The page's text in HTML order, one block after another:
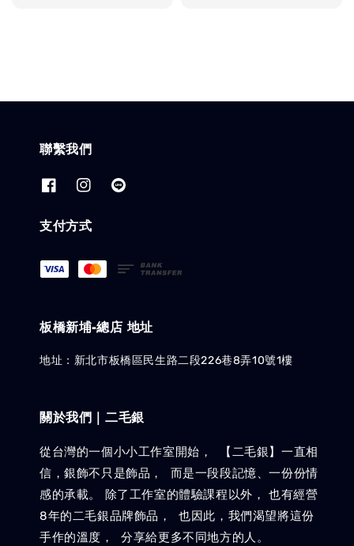
聯繫我們
支付方式
板橋新埔-總店 地址
地址：新北市板橋區民生路二段226巷8弄10號1樓
關於我們｜二毛銀
從台灣的一個小小工作室開始， 【二毛銀】一直相
信，銀飾不只是飾品， 而是一段段記憶、一份份情
感的承載。 除了工作室的體驗課程以外， 也有經營
8年的二毛銀品牌飾品， 也因此，我們渴望將這份
手作的溫度， 分享給更多不同地方的人。